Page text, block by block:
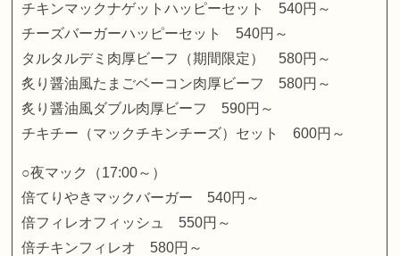
チキンマックナゲットハッピーセット 540円～
チーズバーガーハッピーセット 540円～
タルタルデミ肉厚ビーフ（期間限定） 580円～
炙り醤油風たまごベーコン肉厚ビーフ 580円～
炙り醤油風ダブル肉厚ビーフ 590円～
チキチー（マックチキンチーズ）セット 600円～
○夜マック（17:00～）
倍てりやきマックバーガー 540円～
倍フィレオフィッシュ 550円～
倍チキンフィレオ 580円～